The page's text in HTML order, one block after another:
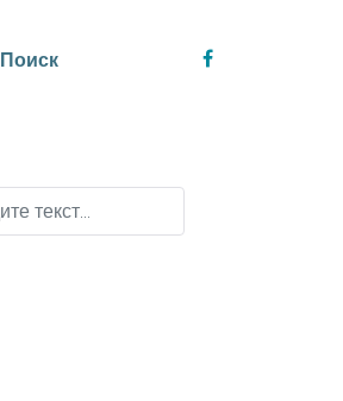
Поиск